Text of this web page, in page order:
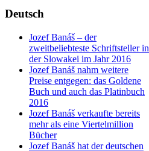
Deutsch
Jozef Banáš – der
zweitbeliebteste Schriftsteller in
der Slowakei im Jahr 2016
Jozef Banáš nahm weitere
Preise entgegen: das Goldene
Buch und auch das Platinbuch
2016
Jozef Banáš verkaufte bereits
mehr als eine Viertelmillion
Bücher
Jozef Banáš hat der deutschen